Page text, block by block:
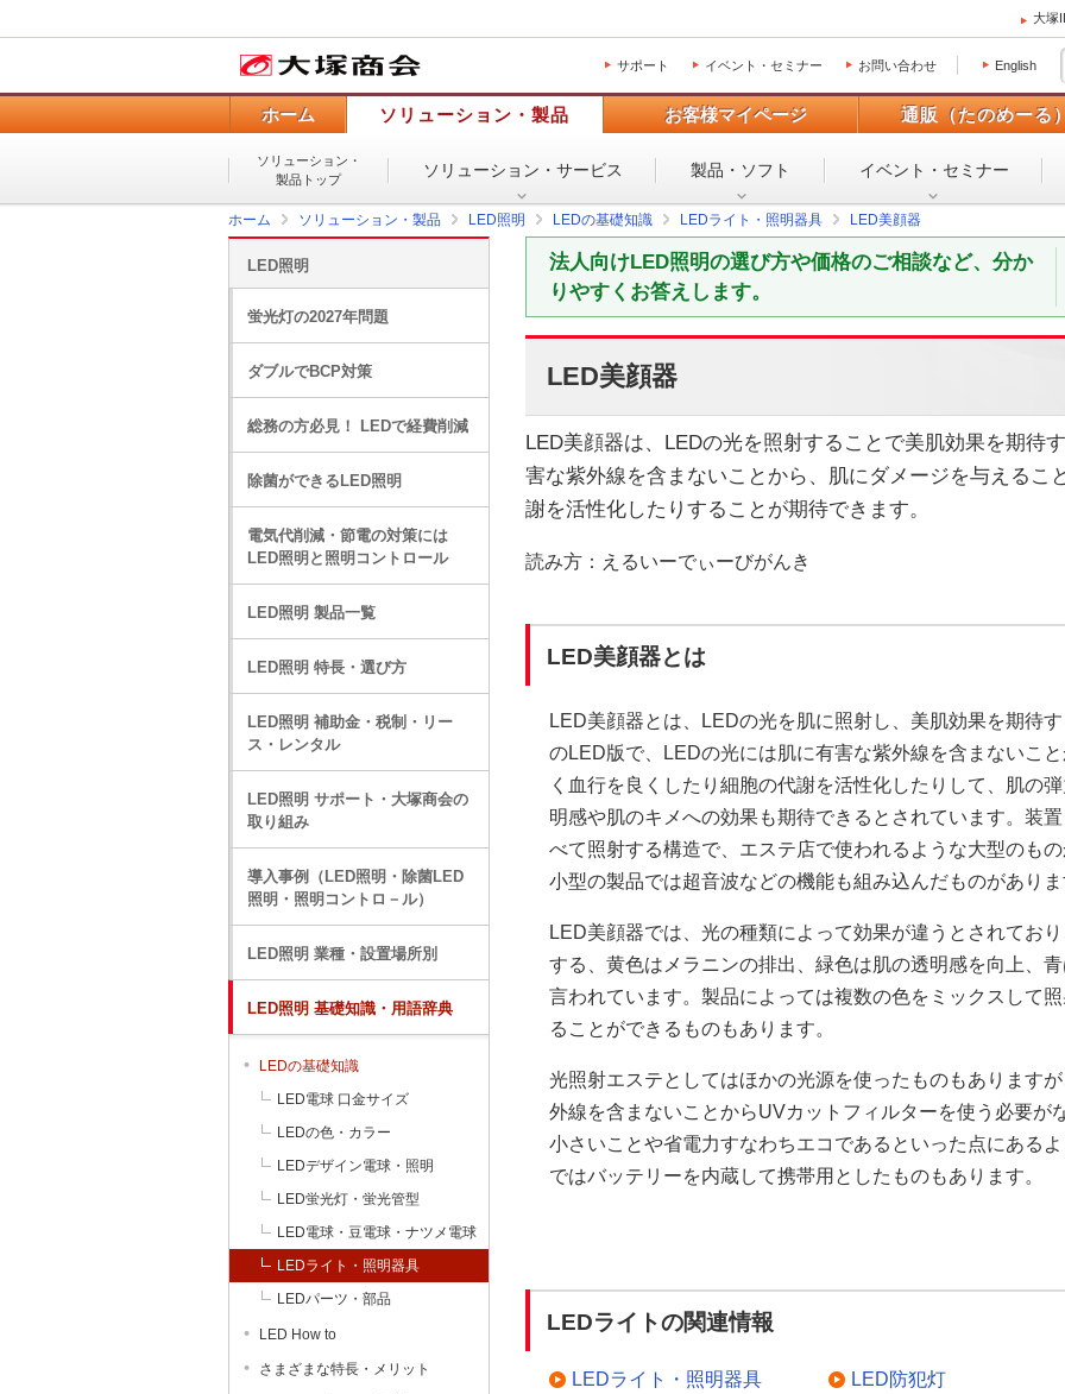
大塚
サポート イベント・セミナー お問い合わせ English
ホーム ソリューション・製品 お客様マイページ 通販（たのめーる
ソリューション・
製品トップ
ソリューション・ サービス 製品・ソフト イベント・ セミナー
ホーム ソリューション・製品 LED照明 LEDの基礎知識 LEDライト・照明器具 LED美顔器
法人向けLED照明の選び方や価格のご相談など、分か
りやすくお答えします。
LED美顔器
LED美顔器は、LEDの光を照射することで美肌効果を期待
害な紫外線を含まないことから、肌にダメージを与えるこ
謝を活性化したりすることが期待できます。
読み方：えるいーでぃーびがんき
LED美顔器とは
LED美顔器とは、LEDの光を肌に照射し、美肌効果を期待
のLED版で、LEDの光には肌に有害な紫外線を含まないこ
く血行を良くしたり細胞の代謝を活性化したりして、肌の
明感や肌のキメへの効果も期待できるとされています。装
べて照射する構造で、エステ店で使われるような大型のも
小型の製品では超音波などの機能も組み込んだものがあり
LED美顔器では、光の種類によって効果が違うとされてお
する、黄色はメラニンの排出、緑色は肌の透明感を向上、
言われています。製品によっては複数の色をミックスして
ることができるものもあります。
光照射エステとしてはほかの光源を使ったものもあります
外線を含まないことからUVカットフィルターを使う必要が
小さいことや省電力すなわちエコであるといった点にある
ではバッテリーを内蔵して携帯用としたものもあります。
LEDライトの関連情報
LEDライト・照明器具
LED防犯灯
LED照明
蛍光灯の2027年問題
ダブルでBCP対策
総務の方必見！ LEDで経費削減
除菌ができるLED照明
電気代削減・節電の対策には
LED照明と照明コントロール
LED照明 製品一覧
LED照明 特長・選び方
LED照明 補助金・税制・リー
ス・レンタル
LED照明 サポート・大塚商会の
取り組み
導入事例（LED照明・除菌LED
照明・照明コントロ－ル）
LED照明 業種・設置場所別
LED照明 基礎知識・用語辞典
LEDの基礎知識
LED電球 口金サイズ
LEDの色・カラー
LEDデザイン電球・照明
LED蛍光灯・蛍光管型
LED電球・豆電球・ナツメ電球
LEDライト・照明器具
LEDパーツ・部品
LED How to
さまざまな特長・メリット